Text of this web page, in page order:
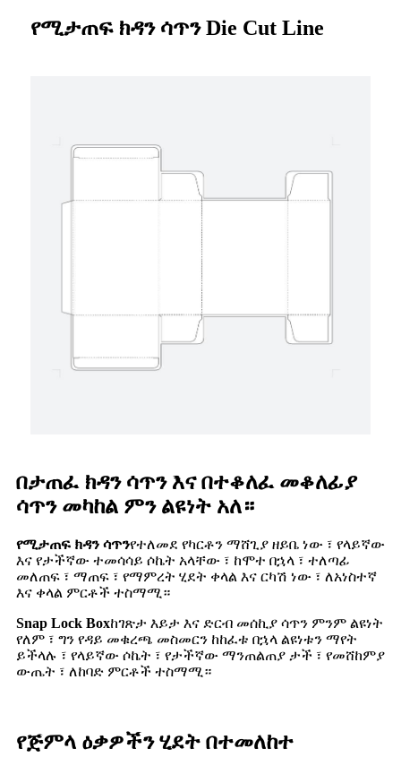
የሚታጠፍ ክዳን ሳጥን Die Cut Line
በታጠፈ ክዳን ሳጥን እና በተቆለፈ መቆለፊያ
ሳጥን መካከል ምን ልዩነት አለ።
የሚታጠፍ ክዳን ሳጥንየተለመደ የካርቶን ማሸጊያ ዘይቤ ነው ፣ የላይኛው
እና የታችኛው ተመሳሳይ ሶኬት አላቸው ፣ ከሞተ በኋላ ፣ ተለጣፊ
መለጠፍ ፣ ማጠፍ ፣ የማምረት ሂደት ቀላል እና ርካሽ ነው ፣ ለአነስተኛ
እና ቀላል ምርቶች ተስማሚ።
Snap Lock Boxከገጽታ እይታ እና ድርብ መሰኪያ ሳጥን ምንም ልዩነት
የለም ፣ ግን የዳይ መቁረጫ መስመርን ከከፈቱ በኋላ ልዩነቱን ማየት
ይችላሉ ፣ የላይኛው ሶኬት ፣ የታችኛው ማንጠልጠያ ታች ፣ የመሸከምያ
ውጤት ፣ ለከባድ ምርቶች ተስማሚ።
የጅምላ ዕቃዎችን ሂደት በተመለከተ